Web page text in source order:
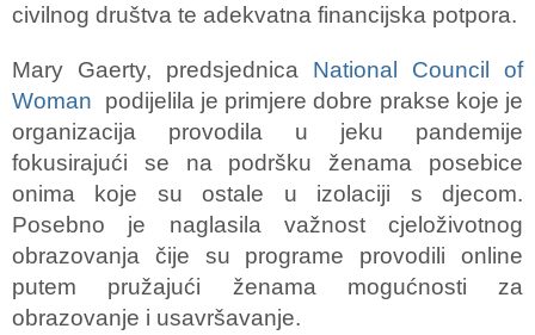
civilnog društva te adekvatna financijska potpora.
Mary Gaerty, predsjednica National Council of
Woman
podijelila je primjere dobre prakse koje je
organizacija provodila u jeku pandemije
fokusirajući se na podršku ženama posebice
onima koje su ostale u izolaciji s djecom.
Posebno je naglasila važnost cjeloživotnog
obrazovanja čije su programe provodili online
putem pružajući ženama mogućnosti za
obrazovanje i usavršavanje.